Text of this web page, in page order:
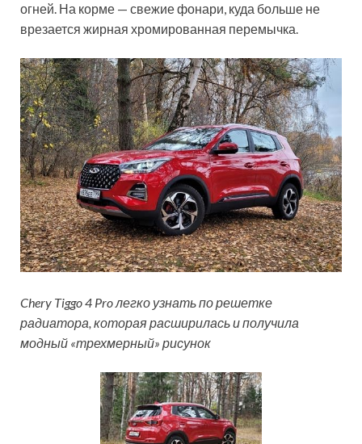
огней. На корме — свежие фонари, куда больше не
врезается жирная хромированная перемычка.
Chery Tiggo 4 Pro легко узнать по решетке
радиатора, которая расширилась и получила
модный «трехмерный» рисунок